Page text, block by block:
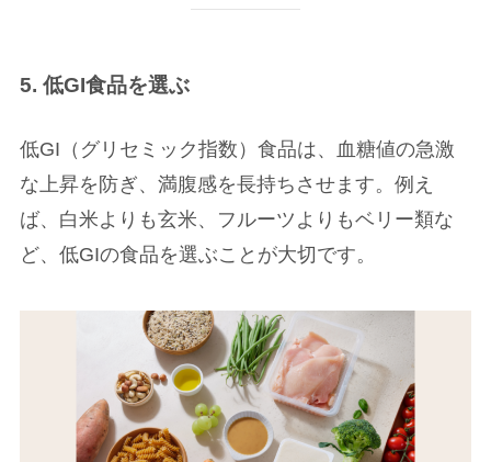
5. 低GI食品を選ぶ
低GI（グリセミック指数）食品は、血糖値の急激
な上昇を防ぎ、満腹感を長持ちさせます。例え
ば、白米よりも玄米、フルーツよりもベリー類な
ど、低GIの食品を選ぶことが大切です。